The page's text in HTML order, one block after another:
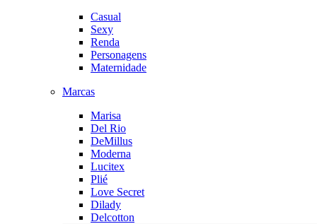
Casual
Sexy
Renda
Personagens
Maternidade
Marcas
Marisa
Del Rio
DeMillus
Moderna
Lucitex
Plié
Love Secret
Dilady
Delcotton